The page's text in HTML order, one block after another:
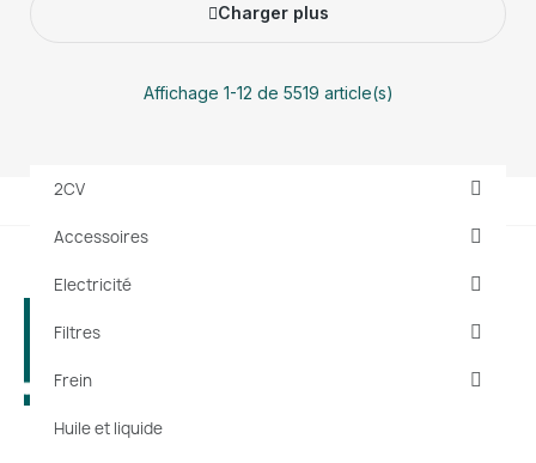
2CV
Accessoires
Electricité
Filtres
Frein
Huile et liquide
Charger plus
Affichage 1-12 de 5519 article(s)